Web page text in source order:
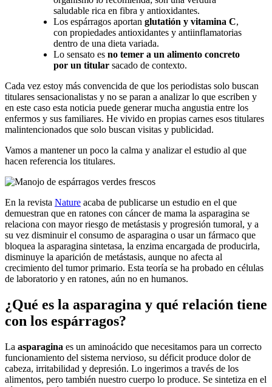
saludable rica en fibra y antioxidantes.
Los espárragos aportan glutatión y vitamina C,
con propiedades antioxidantes y antiinflamatorias
dentro de una dieta variada.
Lo sensato es no temer a un alimento concreto
por un titular sacado de contexto.
Cada vez estoy más convencida de que los periodistas solo buscan
titulares sensacionalistas y no se paran a analizar lo que escriben y
en este caso esta noticia puede generar mucha angustia entre los
enfermos y sus familiares. He vivido en propias carnes esos titulares
malintencionados que solo buscan visitas y publicidad.
Vamos a mantener un poco la calma y analizar el estudio al que
hacen referencia los titulares.
En la revista Nature acaba de publicarse un estudio en el que
demuestran que en ratones con cáncer de mama la asparagina se
relaciona con mayor riesgo de metástasis y progresión tumoral, y a
su vez disminuir el consumo de asparagina o usar un fármaco que
bloquea la asparagina sintetasa, la enzima encargada de producirla,
disminuye la aparición de metástasis, aunque no afecta al
crecimiento del tumor primario. Esta teoría se ha probado en células
de laboratorio y en ratones, aún no en humanos.
¿Qué es la asparagina y qué relación tiene
con los espárragos?
La asparagina es un aminoácido que necesitamos para un correcto
funcionamiento del sistema nervioso, su déficit produce dolor de
cabeza, irritabilidad y depresión. Lo ingerimos a través de los
alimentos, pero también nuestro cuerpo lo produce. Se sintetiza en el